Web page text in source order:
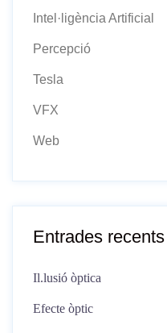
Intel·ligència Artificial
Percepció
Tesla
VFX
Web
Entrades recents
Il.lusió òptica
Efecte òptic